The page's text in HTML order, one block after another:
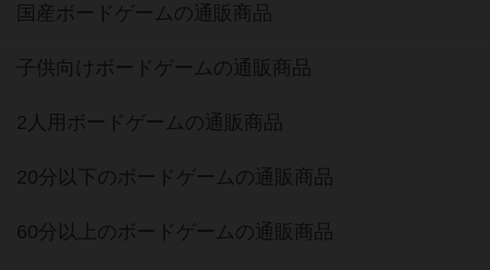
国産ボードゲームの通販商品
子供向けボードゲームの通販商品
2人用ボードゲームの通販商品
20分以下のボードゲームの通販商品
60分以上のボードゲームの通販商品